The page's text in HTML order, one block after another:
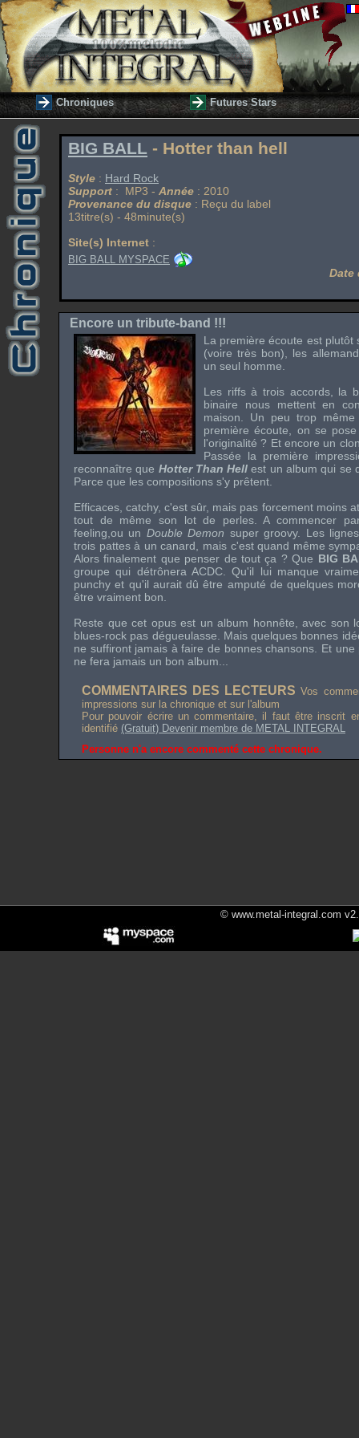
Chroniques Futures Stars
BIG BALL - Hotter than hell
Style : Hard Rock
Support : MP3 - Année : 2010
Provenance du disque : Reçu du label
13titre(s) - 48minute(s)
Site(s) Internet :
BIG BALL MYSPACE
Date
Encore un tribute-band !!!
La première écoute est plutôt
(voire très bon), les
un seul homme.
Les riffs à trois accords, la
binaire nous mettent en
maison. Un peu trop
première écoute, on se
l'originalité ? Et encore un
Passée la première
reconnaître que Hotter Than Hellest un album qui se
Parce que les compositions s'y prêtent.
Efficaces, catchy, c'est sûr, mais pas forcement moins
tout de même son lot de perles. A commencer
feeling,ou un Double Demon super groovy. Les
trois pattes à un canard, mais c'est quand même
Alors finalement que penser de tout ça ? Que BIG
groupe qui détrônera ACDC. Qu'il lui manque
punchy et qu'il aurait dû être amputé de quelques
être vraiment bon.
Reste que cet opus est un album honnête, avec son
blues-rock pas dégueulasse. Mais quelques bonnes
ne suffiront jamais à faire de bonnes chansons. Et
ne fera jamais un bon album...
COMMENTAIRES DES LECTEURS Vos
impressions sur la chronique et sur l'album
Pour pouvoir écrire un commentaire, il faut être inscrit
identifié (Gratuit) Devenir membre de METAL INTEGRAL
Personne n'a encore commenté cette chronique.
© www.metal-integral.com